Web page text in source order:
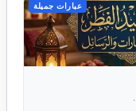
عبارات جميلة